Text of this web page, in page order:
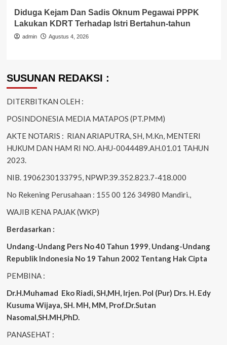
Diduga Kejam Dan Sadis Oknum Pegawai PPPK
Lakukan KDRT Terhadap Istri Bertahun-tahun
admin Agustus 4, 2026
SUSUNAN REDAKSI :
DITERBITKAN OLEH :
POSINDONESIA MEDIA MATAPOS (PT.PMM)
AKTE NOTARIS : RIAN ARIAPUTRA, SH, M.Kn, MENTERI
HUKUM DAN HAM RI NO. AHU-0044489.AH.01.01 TAHUN
2023.
NIB. 1906230133795, NPWP.39.352.823.7-418.000
No Rekening Perusahaan : 155 00 126 34980 Mandiri.,
WAJIB KENA PAJAK (WKP)
Berdasarkan :
Undang-Undang Pers No 40 Tahun 1999, Undang-Undang
Republik Indonesia No 19 Tahun 2002 Tentang Hak Cipta
PEMBINA :
Dr.H.Muhamad Eko Riadi, SH,MH, Irjen. Pol (Pur) Drs. H. Edy
Kusuma Wijaya, SH. MH, MM, Prof.Dr.Sutan
Nasomal,SH.MH,PhD.
PANASEHAT :